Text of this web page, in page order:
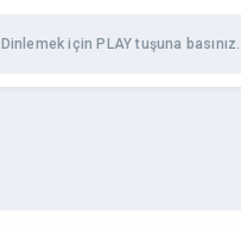
Dinlemek için PLAY tuşuna basınız...